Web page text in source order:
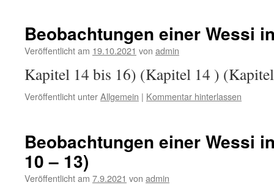
Beobachtungen einer Wessi
Veröffentlicht am 19.10.2021 von admin
Kapitel 14 bis 16) (Kapitel 14 )
Veröffentlicht unterAllgemein | Kommentar hinterlassen
Beobachtungen einer Wessi
10 – 13)
Veröffentlicht am 7.9.2021 von admin